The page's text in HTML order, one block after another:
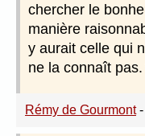
chercher le
manière
y aurait celle qui
ne la connaît pas.
Rémy de Gourmont-